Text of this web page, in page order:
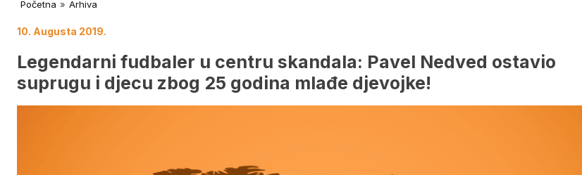
Početna » Arhiva
10. Augusta 2019.
Legendarni fudbaler u centru skandala: Pavel Nedved ostavio
suprugu i djecu zbog 25 godina mlađe djevojke!